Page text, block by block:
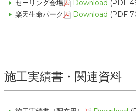
セーリング会場
Download (PDF
楽天生命パーク
Download (PDF
施工実績書・関連資料